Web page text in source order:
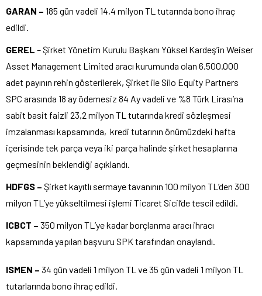
GARAN – 185 gün vadeli 14,4 milyon TL tutarında bono ihraç
edildi.
GEREL – Şirket Yönetim Kurulu Başkanı Yüksel Kardeş’in Weiser
Asset Management Limited aracı kurumunda olan 6.500.000
adet payının rehin gösterilerek, Şirket ile Silo Equity Partners
SPC arasında 18 ay ödemesiz 84 Ay vadeli ve %8 Türk Lirası’na
sabit basit faizli 23,2 milyon TL tutarında kredi sözleşmesi
imzalanması kapsamında, kredi tutarının önümüzdeki hafta
içerisinde tek parça veya iki parça halinde şirket hesaplarına
geçmesinin beklendiği açıklandı.
HDFGS – Şirket kayıtlı sermaye tavanının 100 milyon TL’den 300
milyon TL’ye yükseltilmesi işlemi Ticaret Sicil’de tescil edildi.
ICBCT – 350 milyon TL’ye kadar borçlanma aracı ihracı
kapsamında yapılan başvuru SPK tarafından onaylandı.
ISMEN – 34 gün vadeli 1 milyon TL ve 35 gün vadeli 1 milyon TL
tutarlarında bono ihraç edildi.